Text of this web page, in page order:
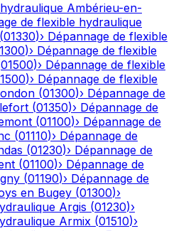
Ambérieu-en-
de flexible hydraulique
(01330)› Dépannage de flexible
)› Dépannage de flexible
01500)› Dépannage de flexible
)› Dépannage de flexible
(01300)› Dépannage de
(01350)› Dépannage de
(01100)› Dépannage de
(01110)› Dépannage de
(01230)› Dépannage de
(01100)› Dépannage de
(01190)› Dépannage de
en Bugey (01300)›
Argis (01230)›
Armix (01510)›